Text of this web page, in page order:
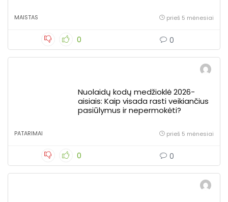
MAISTAS prieš 5 mėnesiai
0 0
Nuolaidų kodų medžioklė 2026-
aisiais: Kaip visada rasti veikiančius
pasiūlymus ir nepermokėti?
PATARIMAI prieš 5 mėnesiai
0 0